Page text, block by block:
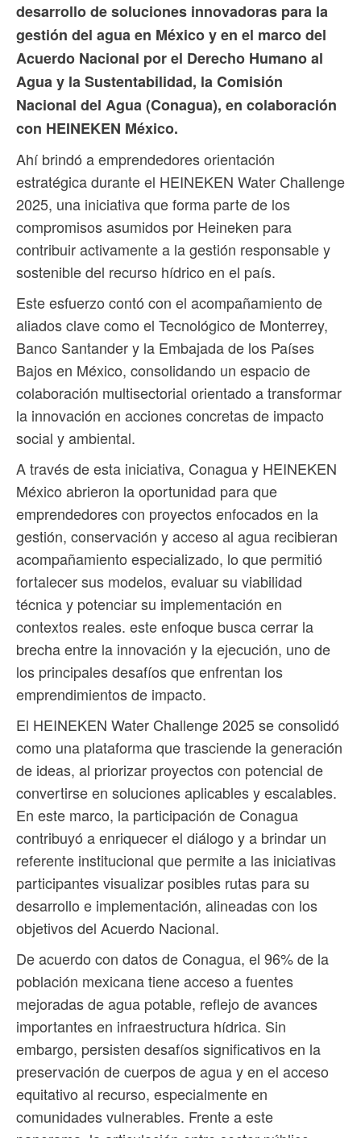
desarrollo de soluciones innovadoras para la
gestión del agua en México y en el marco del
Acuerdo Nacional por el Derecho Humano al
Agua y la Sustentabilidad, la Comisión
Nacional del Agua (Conagua), en colaboración
con HEINEKEN México.
Ahí brindó a emprendedores orientación
estratégica durante el HEINEKEN Water Challenge
2025, una iniciativa que forma parte de los
compromisos asumidos por Heineken para
contribuir activamente a la gestión responsable y
sostenible del recurso hídrico en el país.
Este esfuerzo contó con el acompañamiento de
aliados clave como el Tecnológico de Monterrey,
Banco Santander y la Embajada de los Países
Bajos en México, consolidando un espacio de
colaboración multisectorial orientado a transformar
la innovación en acciones concretas de impacto
social y ambiental.
A través de esta iniciativa, Conagua y HEINEKEN
México abrieron la oportunidad para que
emprendedores con proyectos enfocados en la
gestión, conservación y acceso al agua recibieran
acompañamiento especializado, lo que permitió
fortalecer sus modelos, evaluar su viabilidad
técnica y potenciar su implementación en
contextos reales. este enfoque busca cerrar la
brecha entre la innovación y la ejecución, uno de
los principales desafíos que enfrentan los
emprendimientos de impacto.
El HEINEKEN Water Challenge 2025 se consolidó
como una plataforma que trasciende la generación
de ideas, al priorizar proyectos con potencial de
convertirse en soluciones aplicables y escalables.
En este marco, la participación de Conagua
contribuyó a enriquecer el diálogo y a brindar un
referente institucional que permite a las iniciativas
participantes visualizar posibles rutas para su
desarrollo e implementación, alineadas con los
objetivos del Acuerdo Nacional.
De acuerdo con datos de Conagua, el 96% de la
población mexicana tiene acceso a fuentes
mejoradas de agua potable, reflejo de avances
importantes en infraestructura hídrica. Sin
embargo, persisten desafíos significativos en la
preservación de cuerpos de agua y en el acceso
equitativo al recurso, especialmente en
comunidades vulnerables. Frente a este